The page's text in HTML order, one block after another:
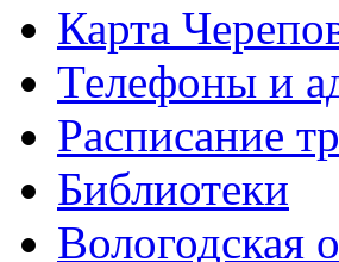
Карта
Телефоны и
Расписание
Библиотеки
Вологодская